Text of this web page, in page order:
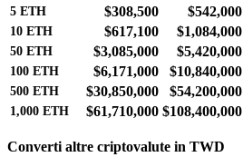
5 ETH $308,500 $542,000
10 ETH $617,100 $1,084,000
50 ETH $3,085,000 $5,420,000
100 ETH $6,171,000 $10,840,000
500 ETH $30,850,000 $54,200,000
1,000 ETH $61,710,000 $108,400,000
Converti altre criptovalute in TWD